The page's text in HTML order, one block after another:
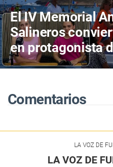
El IV Memorial
Salineros
en protagonista
Las Salinas del
Comentarios
LA VOZ DE
LA VOZ DE